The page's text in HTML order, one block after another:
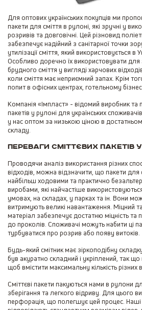
Для оптових українських покупців ми
пакети для сміття в рулоні, які зручні у
розривів та довговічні. Цей різновид
забезпечує надійний з санітарної точки
утилізації сміття, який використовується в
Особливо доречно їх використовувати
брудного сміття у вигляді харчових
коли сміття має неприємний запах. Крім
попит в офісних центрах, готельному
Компанія «Імпласт» - відомий виробник та
пакетів у рулоні для українських
у нас оптом за низькою ціною в
складу.
Переваги сміттєвих пакетів
Проводячи аналіз використання різних
відходів, можна відзначити, що пакети для
найбільш ходовими та практично
виробами, які найчастіше
умовах, на складах, у парках та ін. Вони
витримують великі навантаження. Міцний
матеріал забезпечує достатню міцність та
до проколів. Споживачі можуть набити ці
турбуватися про розрив або появу витоків.
Будь-який смітник має зіркоподібну
був акуратно складний і укріплений, так
щоб вмістити максимальну кількість різних
Сміттєві пакети пакуються нами в рулони
зберігання та легкого відриву. Для цього
перфорація, що полегшує цей процес. Наші